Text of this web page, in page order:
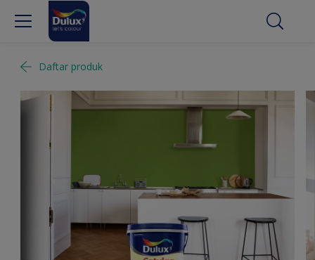
Daftar produk